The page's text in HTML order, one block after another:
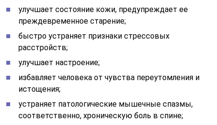
улучшает состояние кожи, предупреждает ее
преждевременное старение;
быстро устраняет признаки стрессовых
расстройств;
улучшает настроение;
избавляет человека от чувства переутомления и
истощения;
устраняет патологические мышечные спазмы,
соответственно, хроническую боль в спине;